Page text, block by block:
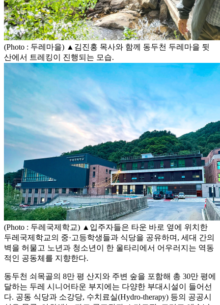
(Photo : 두레마을) ▲김진홍 목사와 함께 동두천 두레마을 뒷
산에서 트레킹이 진행되는 모습.
(Photo : 두레국제학교) ▲입주자들은 타운 바로 옆에 위치한
두레국제학교의 중·고등학생들과 식당을 공유하며, 세대 간의
벽을 허물고 노년과 청소년이 한 울타리에서 어우러지는 역동
적인 공동체를 지향한다.
동두천 쇠목골의 8만 평 산지와 주변 숲을 포함해 총 30만 평에
달하는 두레 시니어타운 부지에는 다양한 부대시설이 들어선
다. 공동 식당과 소강당, 수치료실(Hydro-therapy) 등의 공공시